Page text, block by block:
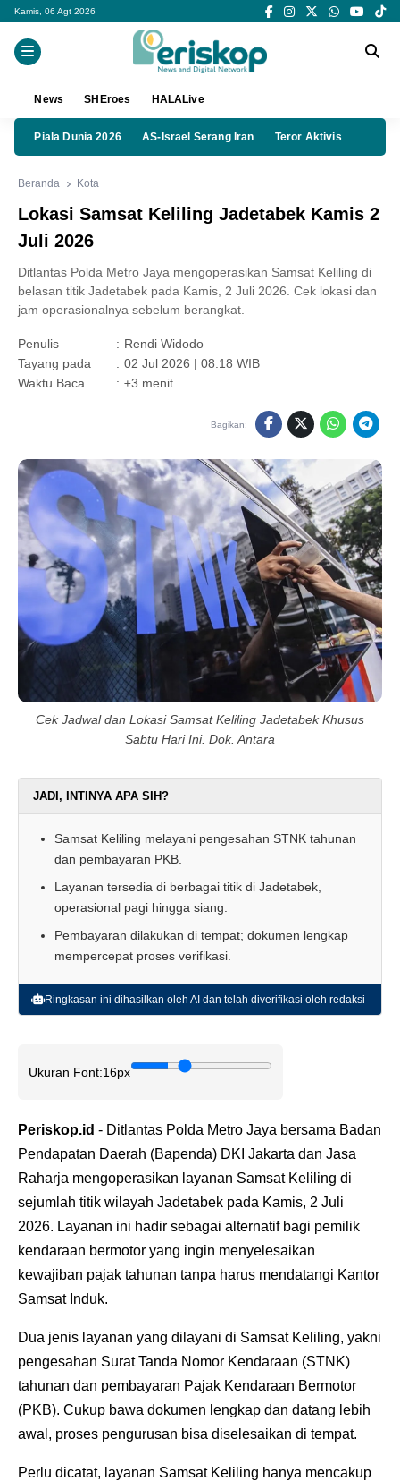
Kamis, 06 Agt 2026
News SHEroes HALALive
Piala Dunia 2026 AS-Israel Serang Iran Teror Aktivis
Beranda Kota
Lokasi Samsat Keliling Jadetabek Kamis 2
Juli 2026
Ditlantas Polda Metro Jaya mengoperasikan Samsat Keliling di
belasan titik Jadetabek pada Kamis, 2 Juli 2026. Cek lokasi dan
jam operasionalnya sebelum berangkat.
Penulis : Rendi Widodo
Tayang pada
: 02 Jul 2026 | 08:18 WIB
Waktu Baca
: ±3 menit
Bagikan:
Cek Jadwal dan Lokasi Samsat Keliling Jadetabek Khusus
Sabtu Hari Ini. Dok. Antara
JADI, INTINYA APA SIH?
Samsat Keliling melayani pengesahan STNK tahunan
dan pembayaran PKB.
Layanan tersedia di berbagai titik di Jadetabek,
operasional pagi hingga siang.
Pembayaran dilakukan di tempat; dokumen lengkap
mempercepat proses verifikasi.
Ringkasan ini dihasilkan oleh AI dan telah diverifikasi oleh redaksi
Ukuran Font:16px
Periskop.id - Ditlantas Polda Metro Jaya bersama Badan
Pendapatan Daerah (Bapenda) DKI Jakarta dan Jasa
Raharja mengoperasikan layanan Samsat Keliling di
sejumlah titik wilayah Jadetabek pada Kamis, 2 Juli
2026. Layanan ini hadir sebagai alternatif bagi pemilik
kendaraan bermotor yang ingin menyelesaikan
kewajiban pajak tahunan tanpa harus mendatangi Kantor
Samsat Induk.
Dua jenis layanan yang dilayani di Samsat Keliling, yakni
pengesahan Surat Tanda Nomor Kendaraan (STNK)
tahunan dan pembayaran Pajak Kendaraan Bermotor
(PKB). Cukup bawa dokumen lengkap dan datang lebih
awal, proses pengurusan bisa diselesaikan di tempat.
Perlu dicatat, layanan Samsat Keliling hanya mencakup